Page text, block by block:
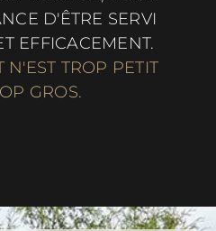
D'ÊTRE SERVI
EFFICACEMENT.
N'EST TROP PETIT
GROS.